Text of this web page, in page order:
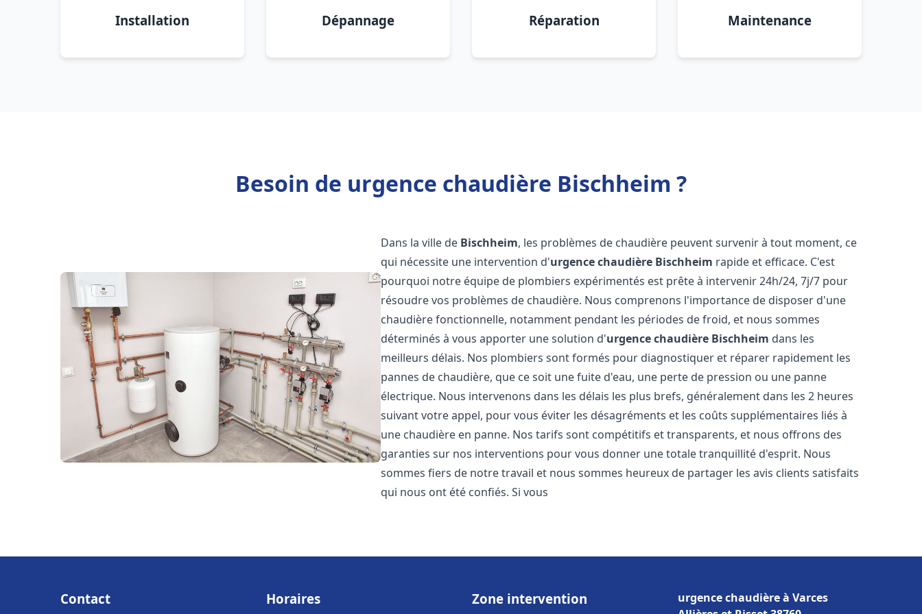
Installation Dépannage Réparation Maintenance
Besoin de urgence chaudière Bischheim ?
Dans la ville de Bischheim, les problèmes de chaudière peuvent survenir à tout moment, ce
qui nécessite une intervention d'urgence chaudière Bischheim rapide et efficace. C'est
pourquoi notre équipe de plombiers expérimentés est prête à intervenir 24h/24, 7j/7 pour
résoudre vos problèmes de chaudière. Nous comprenons l'importance de disposer d'une
chaudière fonctionnelle, notamment pendant les périodes de froid, et nous sommes
déterminés à vous apporter une solution d'urgence chaudière Bischheim dans les
meilleurs délais. Nos plombiers sont formés pour diagnostiquer et réparer rapidement les
pannes de chaudière, que ce soit une fuite d'eau, une perte de pression ou une panne
électrique. Nous intervenons dans les délais les plus brefs, généralement dans les 2 heures
suivant votre appel, pour vous éviter les désagréments et les coûts supplémentaires liés à
une chaudière en panne. Nos tarifs sont compétitifs et transparents, et nous offrons des
garanties sur nos interventions pour vous donner une totale tranquillité d'esprit. Nous
sommes fiers de notre travail et nous sommes heureux de partager les avis clients satisfaits
qui nous ont été confiés. Si vous
Contact Horaires Zone intervention
urgence chaudière à Varces